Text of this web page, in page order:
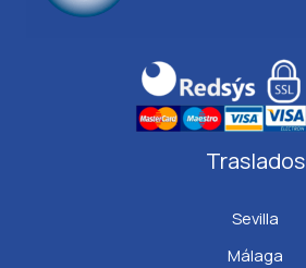
Traslados
Sevilla
Málaga